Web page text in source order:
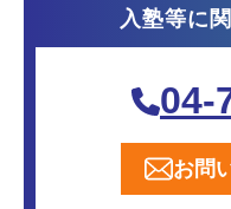
入塾等に
04-
お問